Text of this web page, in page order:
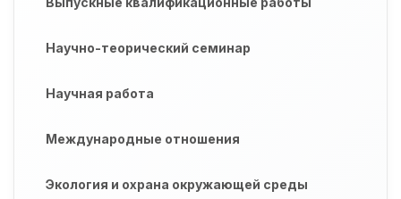
Научно-теорический семинар
Научная работа
Международные отношения
Экология и охрана окружающей среды